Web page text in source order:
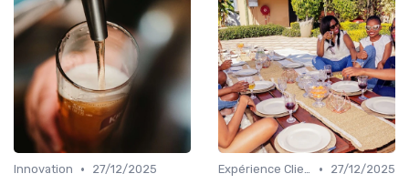
Innovation •
27/12/2025
Expérience Client •
27/12/2025